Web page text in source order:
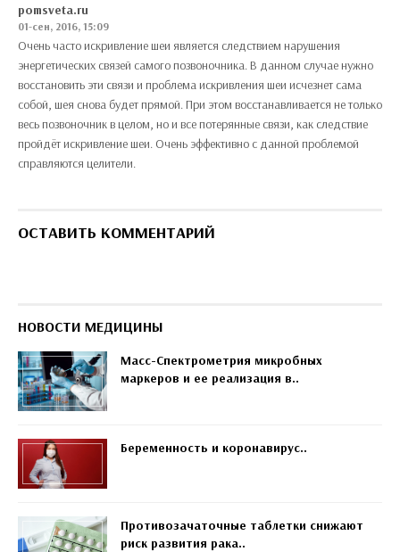
pomsveta.ru
01-сен, 2016, 15:09
Очень часто искривление шеи является следствием нарушения
энергетических связей самого позвоночника. В данном случае нужно
восстановить эти связи и проблема искривления шеи исчезнет сама
собой, шея снова будет прямой. При этом восстанавливается не только
весь позвоночник в целом, но и все потерянные связи, как следствие
пройдёт искривление шеи. Очень эффективно с данной проблемой
справляются целители.
ОСТАВИТЬ КОММЕНТАРИЙ
НОВОСТИ МЕДИЦИНЫ
Масс-Спектрометрия микробных
маркеров и ее реализация в..
Беременность и коронавирус..
Противозачаточные таблетки снижают
риск развития рака..